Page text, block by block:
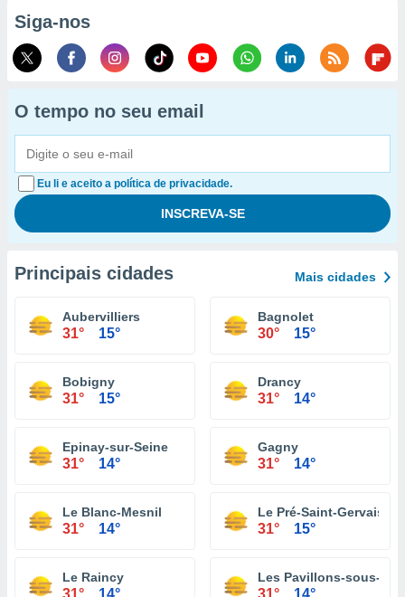
Siga-nos
O tempo no seu email
Eu li e aceito a política de privacidade.
Principais cidades Mais cidades
Aubervilliers
31° 15°
Bagnolet
30° 15°
Bobigny
31° 15°
Drancy
31° 14°
Epinay-sur-Seine
31° 14°
Gagny
31° 14°
Le Blanc-Mesnil
31° 14°
Le Pré-Saint-Gervais
31° 15°
Le Raincy
31° 14°
Les Pavillons-sous-
31° 14°